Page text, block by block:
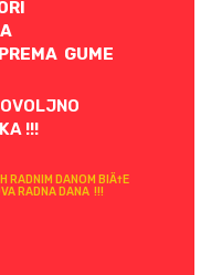
GUME
!!!
RADNIM DANOM BIÄ†E
RADNA DANA !!!